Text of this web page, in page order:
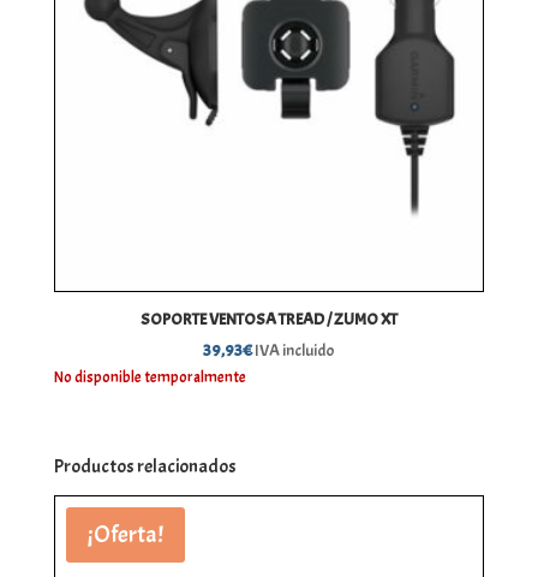
SOPORTE VENTOSA TREAD / ZUMO XT
39,93€IVA incluido
No disponible temporalmente
Productos relacionados
¡Oferta!